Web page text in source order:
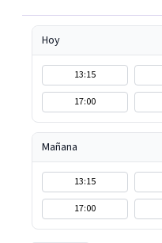
Hoy
13:15
17:00
Mañana
13:15
17:00